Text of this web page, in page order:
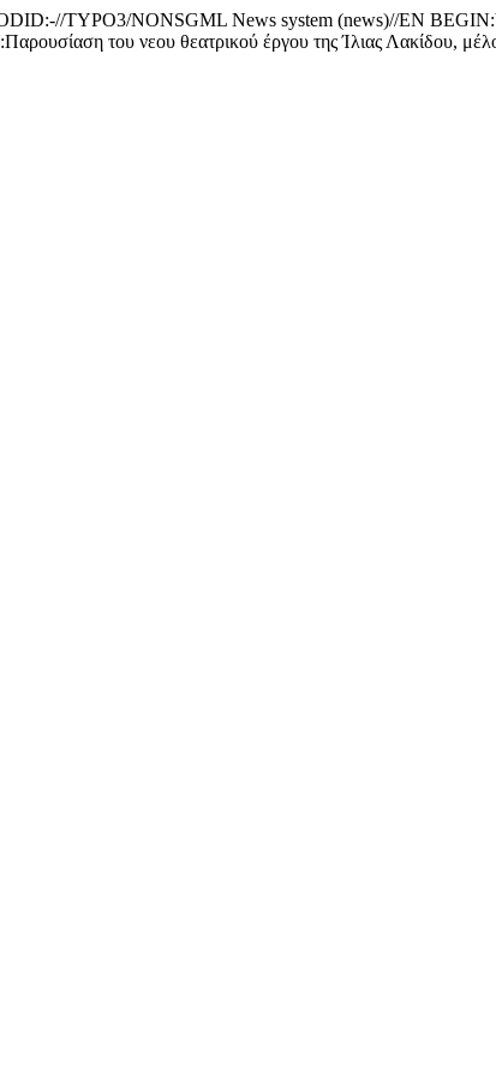
TYPO3/NONSGML News system (news)//EN
του νεου θεατρικού έργου της Ίλιας Λακίδου,